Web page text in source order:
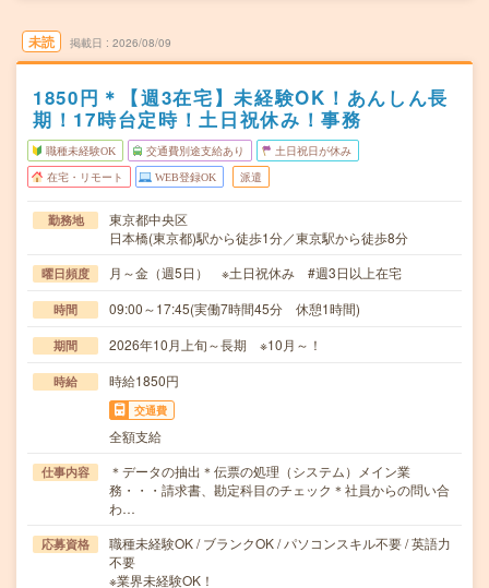
未読 掲載日 2026/08/09
1850円＊【週3在宅】未経験OK！あんしん長
期！17時台定時！土日祝休み！事務
職種未経験OK 交通費別途支給あり 土日祝日が休み
在宅・リモート WEB登録OK 派遣
勤務地
東京都中央区
日本橋(東京都)駅から徒歩1分／東京駅から徒歩8分
曜日頻度 月～金（週5日） ※土日祝休み #週3日以上在宅
時間 09:00～17:45(実働7時間45分 休憩1時間)
期間 2026年10月上旬～長期 ※10月～！
時給 時給1850円
交通費
全額支給
仕事内容
＊データの抽出＊伝票の処理（システム）メイン業
務・・・請求書、勘定科目のチェック＊社員からの問い合
わ…
応募資格
職種未経験OK / ブランクOK / パソコンスキル不要 / 英語力
不要
※業界未経験OK！